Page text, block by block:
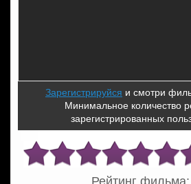
Зарегистрируйся и смотри
Минимальное количество
зарегистрированных
Рейтинг фильма: